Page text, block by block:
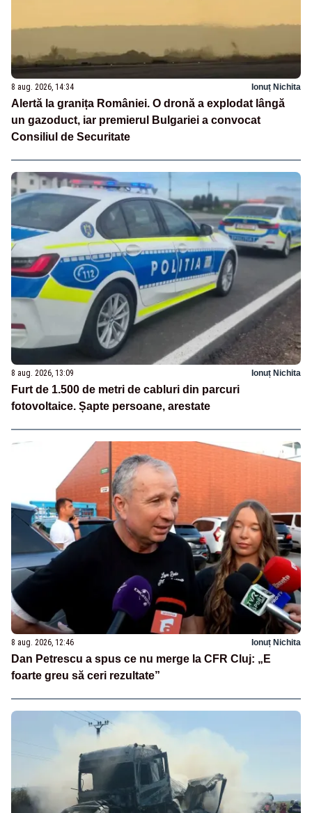
8 aug. 2026, 14:34 Ionuț Nichita
Alertă la granița României. O dronă a explodat lângă
un gazoduct, iar premierul Bulgariei a convocat
Consiliul de Securitate
8 aug. 2026, 13:09 Ionuț Nichita
Furt de 1.500 de metri de cabluri din parcuri
fotovoltaice. Șapte persoane, arestate
8 aug. 2026, 12:46 Ionuț Nichita
Dan Petrescu a spus ce nu merge la CFR Cluj: „E
foarte greu să ceri rezultate”